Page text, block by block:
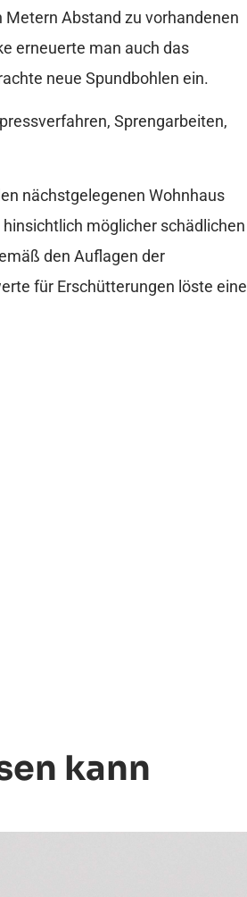
Metern Abstand zu vorhandenen
erneuerte man auch das
neue Spundbohlen ein.
Sprengarbeiten,
nächstgelegenen Wohnhaus
möglicher schädlichen
den Auflagen der
für Erschütterungen löste eine
kann